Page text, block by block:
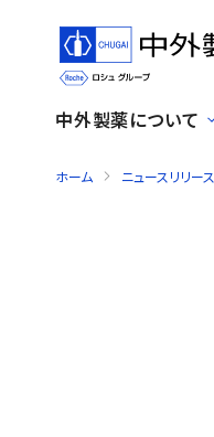
中外製薬について
ホーム ニュースリリース